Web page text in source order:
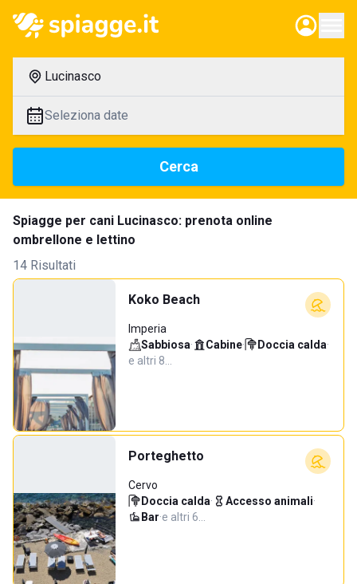
Lucinasco
Seleziona date
Cerca
Spiagge per cani Lucinasco: prenota online
ombrellone e lettino
14 Risultati
Koko Beach
Imperia
Sabbiosa· Cabine· Doccia calda·
e altri 8…
Porteghetto
Cervo
Doccia calda· Accesso animali·
Bar·e altri 6…